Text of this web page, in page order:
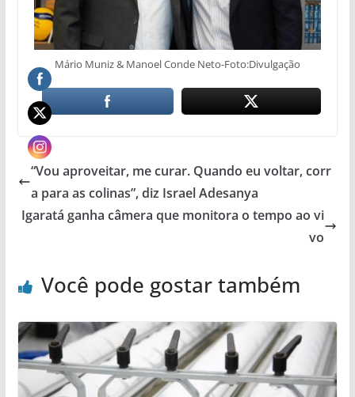
Mário Muniz & Manoel Conde Neto-Foto:Divulgação
“Vou aproveitar, me curar. Quando eu voltar, corr
a para as colinas”, diz Israel Adesanya
Igaratá ganha câmera que monitora o tempo ao vi
vo
Você pode gostar também